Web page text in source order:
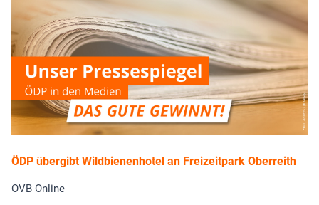
ÖDP übergibt Wildbienenhotel an Freizeitpark Oberreith
OVB Online